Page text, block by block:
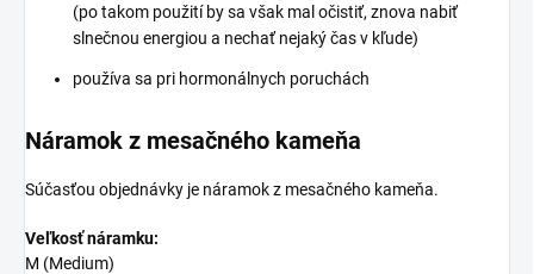
(po takom použití by sa však mal očistiť, znova nabiť
slnečnou energiou a nechať nejaký čas v kľude)
používa sa pri hormonálnych poruchách
Náramok z mesačného kameňa
Súčasťou objednávky je náramok z mesačného kameňa.
Veľkosť náramku:
M (Medium)